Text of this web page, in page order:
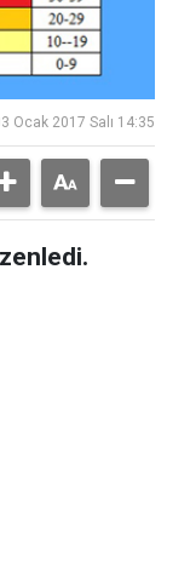
Ocak 2017 Salı 14:35